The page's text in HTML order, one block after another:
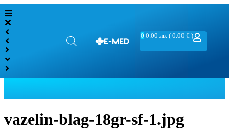
0 0.00лв. ( 0.00 € )
vazelin-blag-18gr-sf-1.jpg